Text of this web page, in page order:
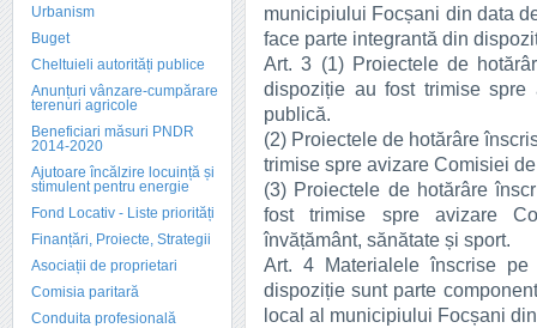
Urbanism
Buget
Cheltuieli autorități publice
Anunțuri vânzare-cumpărare
terenuri agricole
Beneficiari măsuri PNDR
2014-2020
Ajutoare încălzire locuință și
stimulent pentru energie
Fond Locativ - Liste priorități
Finanțări, Proiecte, Strategii
Asociații de proprietari
Comisia paritară
Conduita profesională
municipiului Focșani din data
face parte integrantă din
Art. 3 (1) Proiectele de
dispoziție au fost trimise
publică.
(2) Proiectele de hotărâre
trimise spre avizare Comisiei
(3) Proiectele de hotărâre
fost trimise spre avizare
învățământ, sănătate și sport.
Art. 4 Materialele înscrise
dispoziție sunt parte
local al municipiului Focșani